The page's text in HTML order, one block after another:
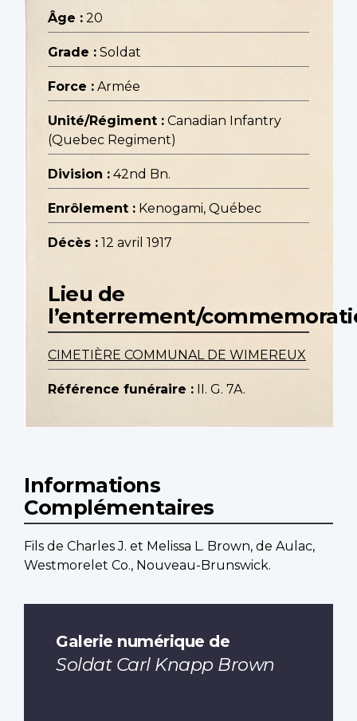
Âge : 20
Grade : Soldat
Force : Armée
Unité/Régiment : Canadian Infantry
(Quebec Regiment)
Division : 42nd Bn.
Enrôlement : Kenogami, Québec
Décès : 12 avril 1917
Lieu de
l’enterrement/
CIMETIÈRE COMMUNAL DE WIMEREUX
Référence funéraire : II. G. 7A.
Informations
Complémentaires
Fils de Charles J. et Melissa L. Brown, de Aulac,
Westmorelet Co., Nouveau-Brunswick.
Galerie numérique de
Soldat Carl Knapp Brown